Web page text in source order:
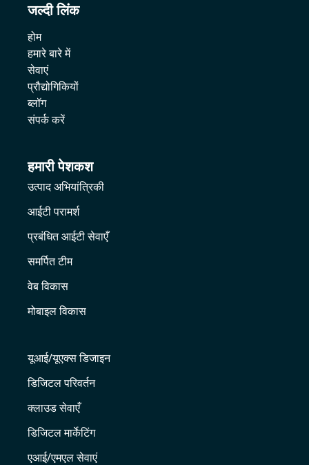
जल्दी लिंक
होम
हमारे बारे में
सेवाएं
प्रौद्योगिकियों
ब्लॉग
संपर्क करें
हमारी पेशकश
उत्पाद अभियांत्रिकी
आईटी परामर्श
प्रबंधित आईटी सेवाएँ
समर्पित टीम
वेब विकास
मोबाइल विकास
यूआई/यूएक्स डिजाइन
डिजिटल परिवर्तन
क्लाउड सेवाएँ
डिजिटल मार्केटिंग
एआई/एमएल सेवाएं